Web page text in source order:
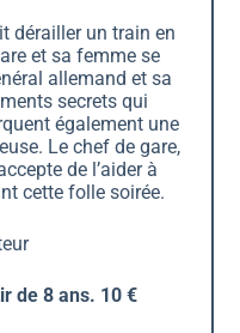
dérailler un train en
et sa femme se
allemand et sa
secrets qui
également une
Le chef de gare,
de l’aider à
cette folle soirée.
de 8 ans. 10 €